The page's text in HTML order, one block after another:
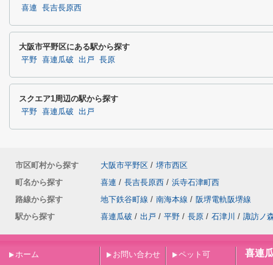
喜連 長吉長原西
大阪市平野区にある駅から探す
平野 喜連瓜破 出戸 長原
スクエア1周辺の駅から探す
平野 喜連瓜破 出戸
市区町村から探す 大阪市平野区 / 堺市西区
町名から探す
喜連 / 長吉長原西 / 浜寺石津町西
路線から探す
地下鉄谷町線 / 南海本線 / 阪堺電軌阪堺線
駅から探す
喜連瓜破 / 出戸 / 平野 / 長原 / 石津川 / 諏訪ノ
ホーム
お問い合わせ
ペット可
喜連